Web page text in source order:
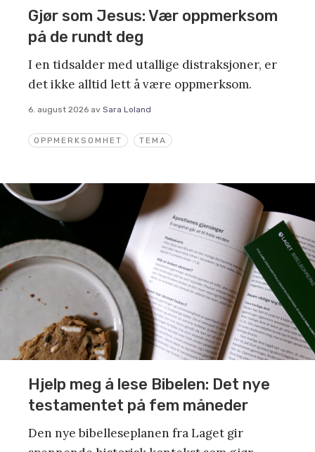
OPPMERKSOMHET TEMA
Gjør som Jesus: Vær oppmerksom
på de rundt deg
I en tidsalder med utallige distraksjoner, er
det ikke alltid lett å være oppmerksom.
6. august 2026 av Sara Loland
Hjelp meg å lese Bibelen: Det nye
testamentet på fem måneder
Den nye bibelleseplanen fra Laget gir